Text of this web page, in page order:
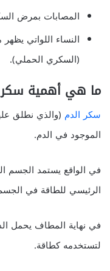
المصابات بمرض
النساء اللواتي
(السكري الحملي).
ما هي أهمية سكر
سكر الدم (والذي نطلق
الموجود في الدم.
في الواقع يستمد الجسم
الرئيسي للطاقة في
في نهاية المطاف يحمل
لتستخدمه كطاقة.